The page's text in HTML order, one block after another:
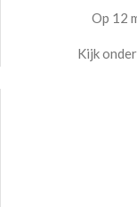
Op 12
Kijk